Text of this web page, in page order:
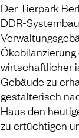
Der Tierpark
DDR-
wirtschaftlicher
Gebäude zu
gestalterisch
Haus den
zu ertüchtigen